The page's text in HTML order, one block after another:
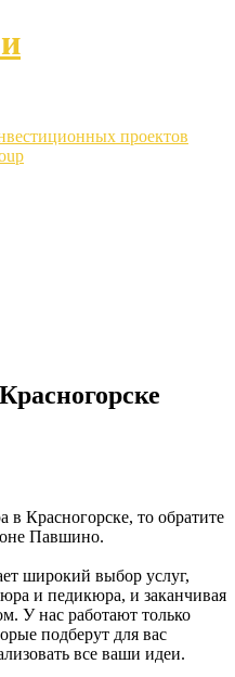
проектов
Красногорске, то обратите
Павшино.
широкий выбор услуг,
и педикюра, и заканчивая
У нас работают только
подберут для вас
все ваши идеи.